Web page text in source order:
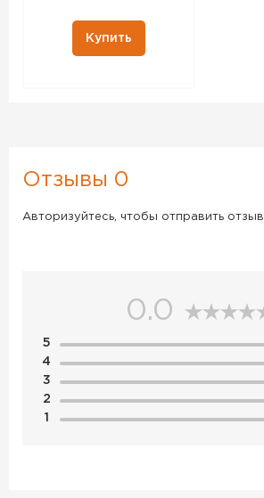
Купить
Отзывы 0
Авторизуйтесь, чтобы отправить отзыв.
0.0
5
4
3
2
1